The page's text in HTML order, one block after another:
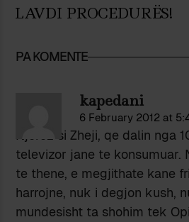
LAVDI PROCEDURËS!
PA KOMENTE
kapedani
6 February 2012 at
Njerez si Zheji, qe dalin nga
televizor jane te konsumuar.
te thene, e megjithate kane
harrojne, nuk i degjon kush,
mundesisht ta shohim tek